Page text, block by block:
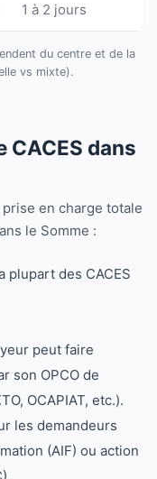
1 à 2 jours
du centre et de la
vs mixte).
dans
en charge totale
le Somme :
plupart des CACES
peut faire
son OPCO de
OCAPIAT, etc.).
les demandeurs
(AIF) ou action